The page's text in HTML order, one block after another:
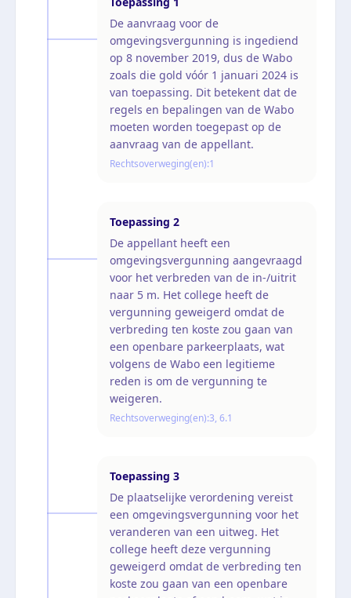
De aanvraag voor de
omgevingsvergunning is ingediend
op 8 november 2019, dus de Wabo
zoals die gold vóór 1 januari 2024 is
van toepassing. Dit betekent dat de
regels en bepalingen van de Wabo
moeten worden toegepast op de
aanvraag van de appellant.
Rechtsoverweging(en):1
Toepassing 2
De appellant heeft een
omgevingsvergunning aangevraagd
voor het verbreden van de in-/uitrit
naar 5 m. Het college heeft de
vergunning geweigerd omdat de
verbreding ten koste zou gaan van
een openbare parkeerplaats, wat
volgens de Wabo een legitieme
reden is om de vergunning te
weigeren.
Rechtsoverweging(en):3, 6.1
Toepassing 3
De plaatselijke verordening vereist
een omgevingsvergunning voor het
veranderen van een uitweg. Het
college heeft deze vergunning
geweigerd omdat de verbreding ten
koste zou gaan van een openbare